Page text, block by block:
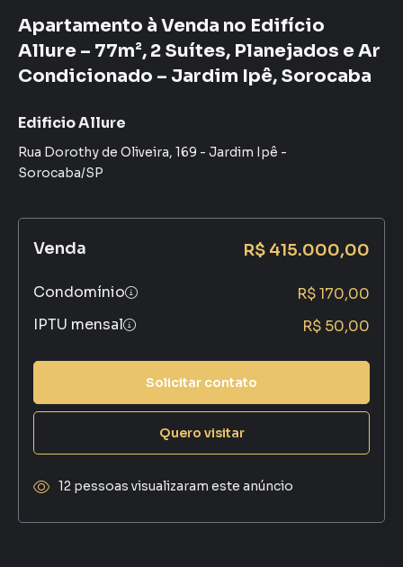
Apartamento à Venda no Edifício
Allure – 77m², 2 Suítes, Planejados e Ar
Condicionado – Jardim Ipê, Sorocaba
Edificio Allure
Rua Dorothy de Oliveira, 169 - Jardim Ipê -
Sorocaba/SP
Venda R$ 415.000,00
Condomínio
R$ 170,00
IPTU mensal
R$ 50,00
Solicitar contato
Quero visitar
12 pessoas visualizaram este anúncio